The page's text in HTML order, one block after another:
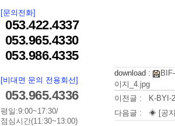
[문의전화]
053.422.4337
053.965.4330
053.986.4335
[비대면 문의 전용회선]
053.965.4336
평일:9:00~17:30/
점심시간(11:30~13:00)
download :
이지_4.jpg
이전글 :
K-BYI-
다음글 : ◈ [공